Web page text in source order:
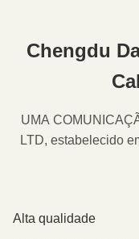
Chengdu
UMA
LTD, estabelecido
Alta qualidade